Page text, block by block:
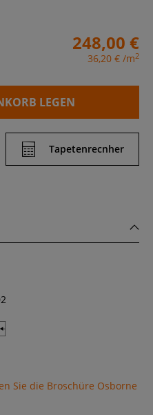
248,00 €
36,20 € /m2
LEGEN
Tapetenrecnher
Sie die Broschüre Osborne